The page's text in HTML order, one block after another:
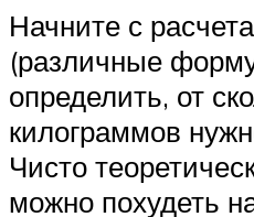
Начните с
(различные
определить, от
килограммов
Чисто
можно похудеть